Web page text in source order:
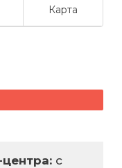
Карта
с